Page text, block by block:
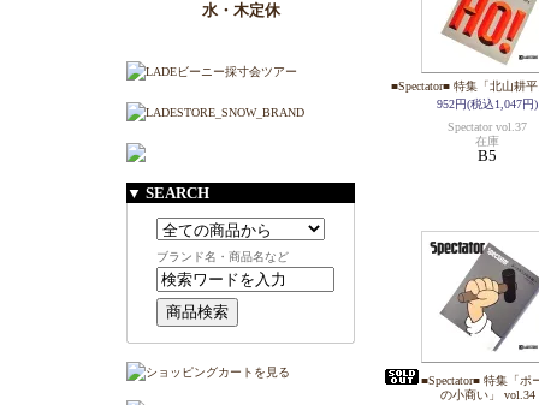
水・木定休
▼ SEARCH
ブランド名・商品名など
■Spectator■ 特集「北山耕
952円(税込1,047円)
Spectator vol.37
在庫
B5
■Spectator■ 特集「ポ
の小商い」 vol.34